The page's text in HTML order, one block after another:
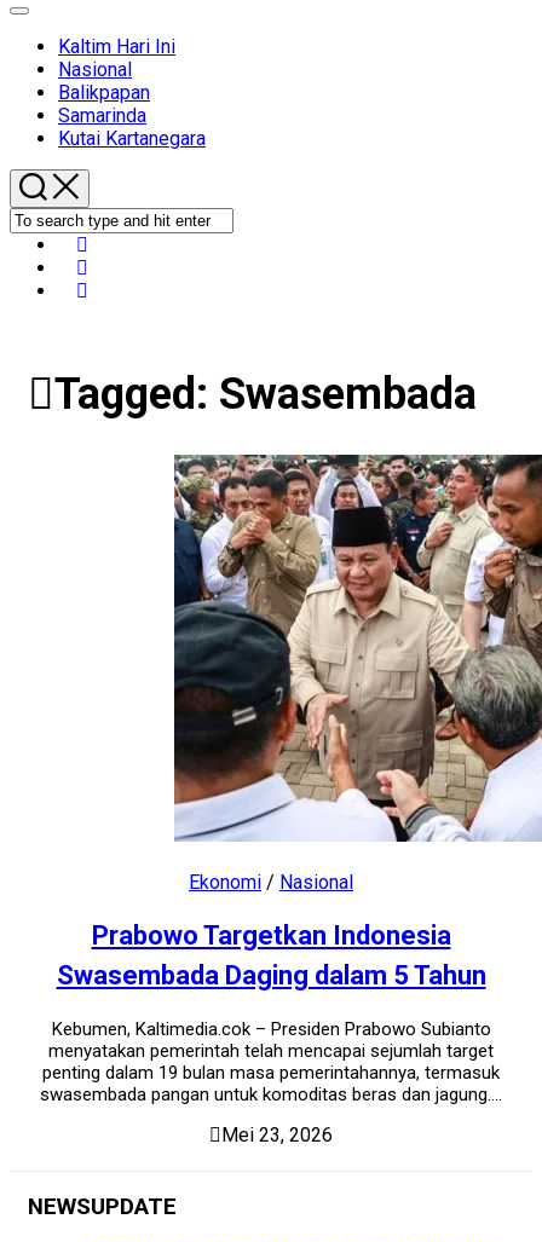
Expand
Kaltim Hari Ini
Nasional
Balikpapan
Samarinda
Kutai Kartanegara
Tagged: Swasembada
Ekonomi / Nasional
Prabowo Targetkan Indonesia
Swasembada Daging dalam 5 Tahun
Kebumen, Kaltimedia.cok – Presiden Prabowo Subianto
menyatakan pemerintah telah mencapai sejumlah target
penting dalam 19 bulan masa pemerintahannya, termasuk
swasembada pangan untuk komoditas beras dan jagung....
Mei 23, 2026
NEWSUPDATE